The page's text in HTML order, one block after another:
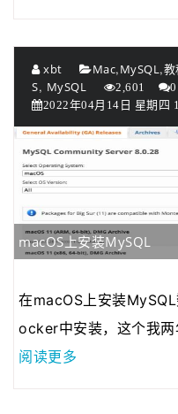
xbt Mac,MySQL,教
S, MySQL 2,601 0
2022年04月14日 星期四
macOS上安装MySQL
在macOS上安装
ocker中安装，这个我
阅读更多